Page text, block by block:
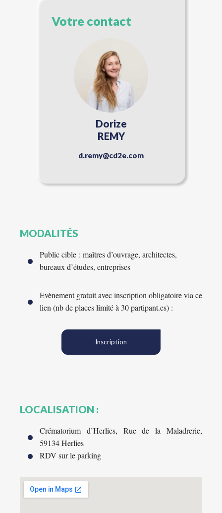
Votre contact
Dorize
REMY
d.remy@cd2e.com
MODALITÉS
Public cible : maîtres d’ouvrage, architectes,
bureaux d’études, entreprises
Evènement gratuit avec inscription obligatoire via ce
lien (nb de places limité à 30 partipant.es) :
Inscription
LOCALISATION :
Crématorium d’Herlies, Rue de la Maladrerie,
59134 Herlies
RDV sur le parking